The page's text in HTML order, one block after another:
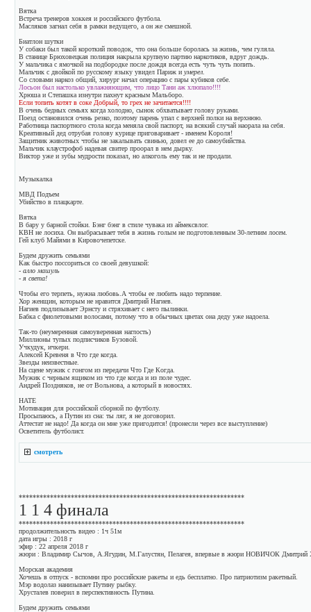
Вятка
Встреча тренеров хоккея и российского футбола.
Масляков загнал себя в рамки ведущего, а он же смешной.
Биатлон шутки
У собаки был такой короткий поводок, что она больше боролась за жизнь, чем гуляла.
В станице Брюховецкая полиция накрыла крупную партию наркотиков, вдруг дождь.
У мальчика с ямочкой на подбородке после дождя всегда есть чуть чуть попить.
Мальчик с двойкой по русскому языку увидел Париж и умерел
Со словами наркоз общий, хирург начал операцию с пары кубиков себе.
Лосьон был настолько увлажняющим, что лицо Тани аж хлюпало!!!!
Хрюша и Степашка изнутри пахнут красным Мальборо.
Если топить котят в соке Добрый, то грех не зачитается!!!!
В очень бедных семьях когда холодно, сынок обхватывает голову руками.
Поезд остановился очень резко, поэтому парень упал с верхней полки на верхнюю.
Работница паспортного стола когда меняла свой паспорт, на всякий случай наорала на себя.
Креативный дед отрубая голову курице приговаривает - именем Короля!
Защитник животных чтобы не закалывать свинью, довел ее до самоубийства.
Мальчик клаустрофоб надевая свитер проорал в нем дырку.
Виктор уже и зубы мудрости показал, но алкоголь ему так и не продали.
Музыкалка
МВД Подъем
Убийство в плацкарте.
Вятка
В бару у барной стойки. Бэнг бэнг в стиле чувака из аймексвлог.
КВН не лосиха. Он выбрасывает тебя в жизнь голым не подготовленным 30-летним лосем.
Гей клуб Майями в Кировочепетске.
Будем дружить семьями
Как быстро поссориться со своей девушкой:
- алло машуль
- я света!
Чтобы его терпеть, нужна любовь.А чтобы ее любить надо терпение.
Хор женщин, которым не нравится Дмитрий Нагиев.
Нагиев подлизывает Эрнсту и стряхивает с него пылинки.
Бабка с фиолетовыми волосами, потому что в обычных цветах она деду уже надоела.
Так-то (неумеренная самоуверенная наглость)
Миллионы тупых подписчиков Бузовой.
Учкудук, ичкери.
Алексей Кревеня в Что где когда.
Звезды неизвестные.
На сцене мужик с гонгом из передачи Что Где Когда.
Мужик с черным ящиком из что где когда и из поле чудес.
Андрей Поздняков, не от Вольнова, а который в новостях.
НАТЕ
Мотивация для российской сборной по футболу.
Просыпаюсь, а Путин из сна: ты ляг, я не договорил.
Аттестат не надо! Да когда он мне уже пригодится! (пронесли через все выступление)
Осветитель футболист.
смотреть
*****************************************************************
1 1 4 финала
*****************************************************************
продолжительность видео : 1ч 51м
дата игры : 2018 г
эфир : 22 апреля 2018 г
жюри : Владимир Сычов, А.Ягудин, М.Галустян, Пелагея, впервые в жюри НОВИЧОК
Морская академия
Хочешь в отпуск - вспомни про российские ракеты и едь бесплатно. Про патриотизм ракетный.
Мэр водолаз нанизывает Путину рыбку.
Хрусталев поверил в перспективность Путина.
Будем дружить семьями